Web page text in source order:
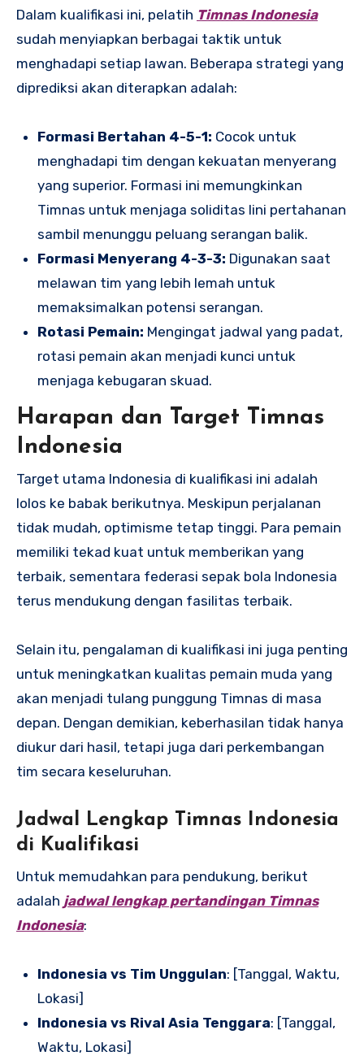
Dalam kualifikasi ini, pelatih Timnas Indonesia
sudah menyiapkan berbagai taktik untuk
menghadapi setiap lawan. Beberapa strategi yang
diprediksi akan diterapkan adalah:
Formasi Bertahan 4-5-1: Cocok untuk
menghadapi tim dengan kekuatan menyerang
yang superior. Formasi ini memungkinkan
Timnas untuk menjaga soliditas lini pertahanan
sambil menunggu peluang serangan balik.
Formasi Menyerang 4-3-3: Digunakan saat
melawan tim yang lebih lemah untuk
memaksimalkan potensi serangan.
Rotasi Pemain: Mengingat jadwal yang padat,
rotasi pemain akan menjadi kunci untuk
menjaga kebugaran skuad.
Harapan dan Target Timnas
Indonesia
Target utama Indonesia di kualifikasi ini adalah
lolos ke babak berikutnya. Meskipun perjalanan
tidak mudah, optimisme tetap tinggi. Para pemain
memiliki tekad kuat untuk memberikan yang
terbaik, sementara federasi sepak bola Indonesia
terus mendukung dengan fasilitas terbaik.
Selain itu, pengalaman di kualifikasi ini juga penting
untuk meningkatkan kualitas pemain muda yang
akan menjadi tulang punggung Timnas di masa
depan. Dengan demikian, keberhasilan tidak hanya
diukur dari hasil, tetapi juga dari perkembangan
tim secara keseluruhan.
Jadwal Lengkap Timnas Indonesia
di Kualifikasi
Untuk memudahkan para pendukung, berikut
adalah jadwal lengkap pertandingan Timnas
Indonesia:
Indonesia vs Tim Unggulan: [Tanggal, Waktu,
Lokasi]
Indonesia vs Rival Asia Tenggara: [Tanggal,
Waktu, Lokasi]